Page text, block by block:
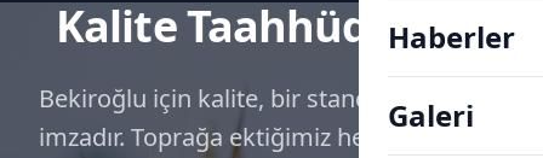
Haberler
Galeri
Kalite Taahhüdümüz
Bekiroğlu için kalite, bir standart değil, bir
imzadır. Toprağa ektiğimiz her tohumdan,